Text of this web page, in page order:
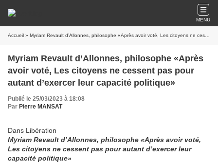
MENU
Accueil » Myriam Revault d’Allonnes, philosophe «Après avoir voté, Les citoyens ne cessent pas pour autant d’exercer leur capacité politique»
Myriam Revault d’Allonnes, philosophe «Après
avoir voté, Les citoyens ne cessent pas pour
autant d’exercer leur capacité politique»
Publié le 25/03/2023 à 18:08
Par Pierre MANSAT
Dans Libération
Myriam Revault d’Allonnes, philosophe «Après avoir voté,
Les citoyens ne cessent pas pour autant d’exercer leur
capacité politique»